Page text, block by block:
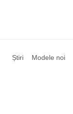
Știri Modele noi